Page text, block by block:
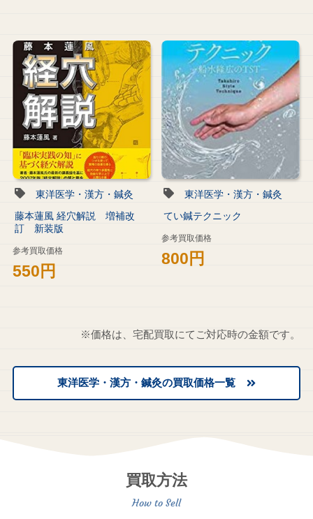
東洋医学・漢方・鍼灸
藤本蓮風 経穴解説 増補改
訂 新装版
参考買取価格
550円
東洋医学・漢方・鍼灸
てい鍼テクニック
参考買取価格
800円
※価格は、宅配買取にてご対応時の金額です。
東洋医学・漢方・鍼灸の買取価格一覧
買取方法